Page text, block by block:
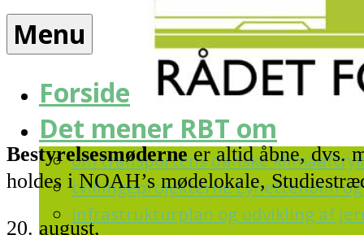
Menu
Forside
Det mener RBT om
om transportens danske klimaaftryk
tvillingeprojekterne Lynetteholm
infrastrukturplan og udvikling af
Bestyrelsesmøderneer altid åbne, dvs.
holdes i NOAH’s mødelokale,
20. august,